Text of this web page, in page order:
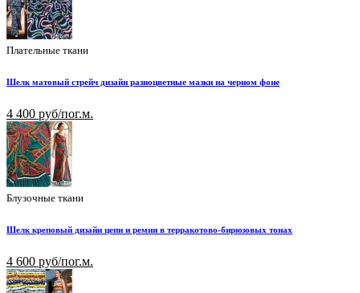
Плательные ткани
Шелк матовый стрейч дизайн разноцветные мазки на черном фоне
4 400 руб/пог.м.
Блузочные ткани
Шелк креповый дизайн цепи и ремни в терракотово-бирюзовых тонах
4 600 руб/пог.м.